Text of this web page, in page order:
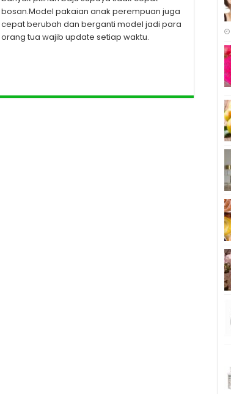
bosan.Model pakaian anak perempuan juga
cepat berubah dan berganti model jadi para
orang tua wajib update setiap waktu.